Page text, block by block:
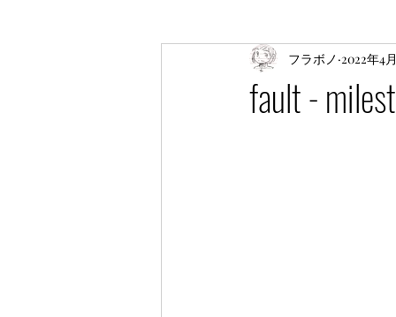
fault -
フラボノ 2022年4